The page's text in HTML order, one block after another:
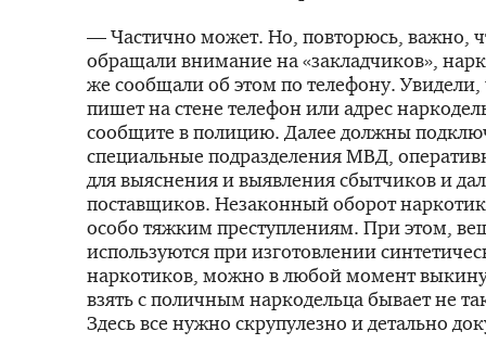
— Частично может. Но, повторюсь, важно,
обращали внимание на «закладчиков»,
же сообщали об этом по телефону. Увидели,
пишет на стене телефон или адрес
сообщите в полицию. Далее должны
специальные подразделения МВД,
для выяснения и выявления сбытчиков и
поставщиков. Незаконный оборот
особо тяжким преступлениям. При этом,
используются при изготовлении
наркотиков, можно в любой момент
взять с поличным наркодельца бывает не
Здесь все нужно скрупулезно и детально